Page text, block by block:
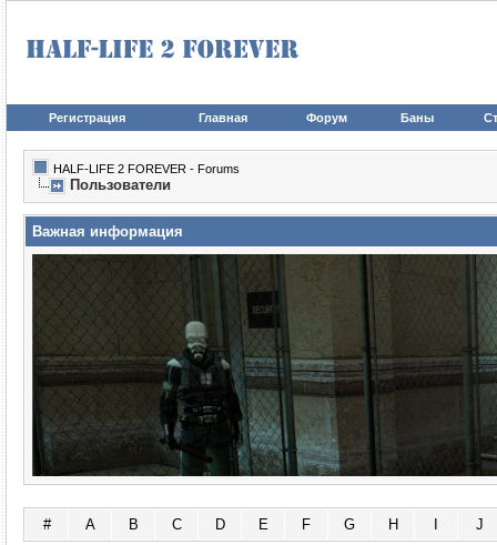
Регистрация Главная Форум Баны
HALF-LIFE 2 FOREVER - Forums
Пользователи
Важная информация
# A B C D E F G H J